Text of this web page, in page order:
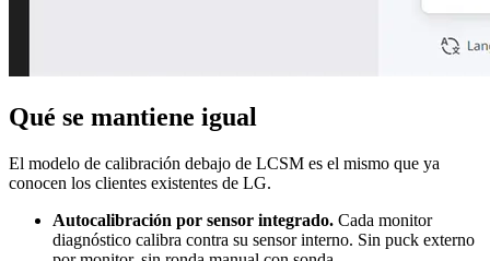
Qué se mantiene igual
El modelo de calibración debajo de LCSM es el mismo que ya
conocen los clientes existentes de LG.
Autocalibración por sensor integrado. Cada monitor
diagnóstico calibra contra su sensor interno. Sin puck externo